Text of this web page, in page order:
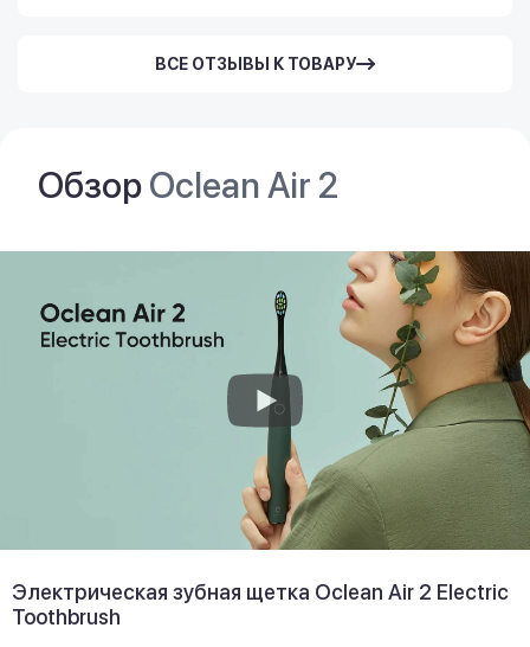
ВСЕ ОТЗЫВЫ К ТОВАРУ
ОбзорOclean Air 2
Электрическая зубная щетка Oclean Air 2 Electric
Toothbrush